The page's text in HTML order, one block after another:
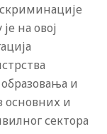
на овој
и
основних и
сектора